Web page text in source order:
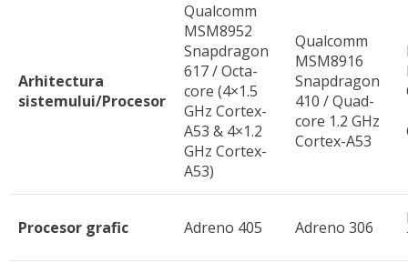
Arhitectura
sistemului/Procesor
Qualcomm
MSM8952
Snapdragon
617 / Octa-
core (4×1.5
GHz Cortex-
A53 & 4×1.2
GHz Cortex-
A53)
Qualcomm
MSM8916
Snapdragon
410 / Quad-
core 1.2 GHz
Cortex-A53
Procesor grafic Adreno 405 Adreno 306